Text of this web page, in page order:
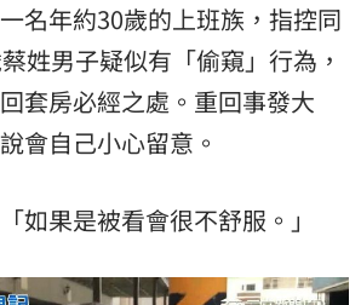
名年約30歲的上班族，指控同
姓男子疑似有「偷窺」行為，
套房必經之處。重回事發大
會自己小心留意。
如果是被看會很不舒服。」